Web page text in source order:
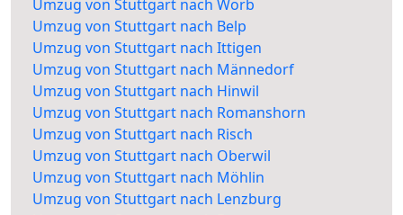
Umzug von Stuttgart nach Worb
Umzug von Stuttgart nach Belp
Umzug von Stuttgart nach Ittigen
Umzug von Stuttgart nach Männedorf
Umzug von Stuttgart nach Hinwil
Umzug von Stuttgart nach Romanshorn
Umzug von Stuttgart nach Risch
Umzug von Stuttgart nach Oberwil
Umzug von Stuttgart nach Möhlin
Umzug von Stuttgart nach Lenzburg